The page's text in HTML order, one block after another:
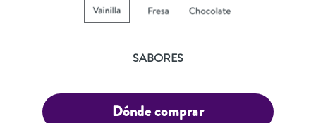
SABORES
Dónde comprar